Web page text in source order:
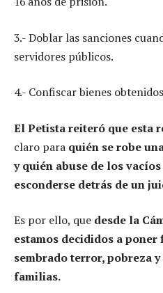
3.- Doblar las sanciones
servidores públicos.
4.- Confiscar bienes
El Petista reiteró que esta
claro para quién se robe
y quién abuse de los
esconderse detrás de un
Es por ello, que desde la
estamos decididos a
sembrado terror, pobreza
familias.